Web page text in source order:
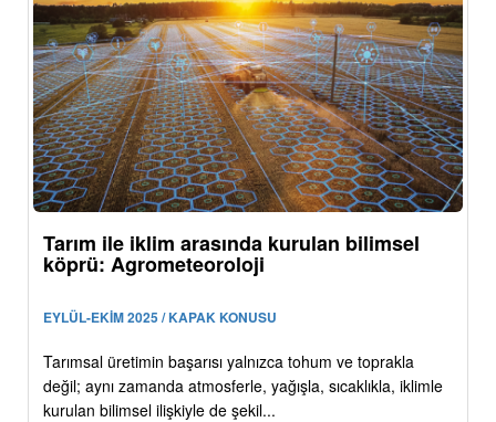
Tarım ile iklim arasında kurulan bilimsel
köprü: Agrometeoroloji
EYLÜL-EKİM 2025 / KAPAK KONUSU
Tarımsal üretimin başarısı yalnızca tohum ve toprakla
değil; aynı zamanda atmosferle, yağışla, sıcaklıkla, iklimle
kurulan bilimsel ilişkiyle de şekil...